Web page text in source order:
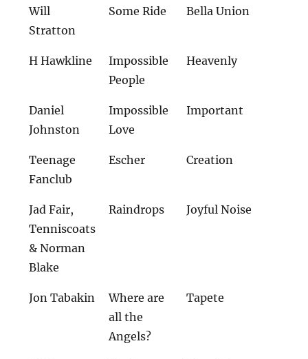
Will
Stratton
Some Ride Bella Union
H Hawkline
Impossible
People
Heavenly
Daniel
Johnston
Impossible
Love
Important
Teenage
Fanclub
Escher Creation
Jad Fair,
Tenniscoats
& Norman
Blake
Raindrops Joyful Noise
Jon Tabakin
Where are
all the
Angels?
Tapete